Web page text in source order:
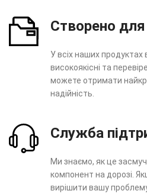
Створено
У всіх наших
високоякісні та
можете отримати
надійність.
Служба
Ми знаємо, як це
компонент на дорозі.
вирішити вашу